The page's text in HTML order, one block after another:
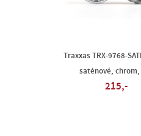
Traxxas TRX-9768-
saténové, chrom,
215,-